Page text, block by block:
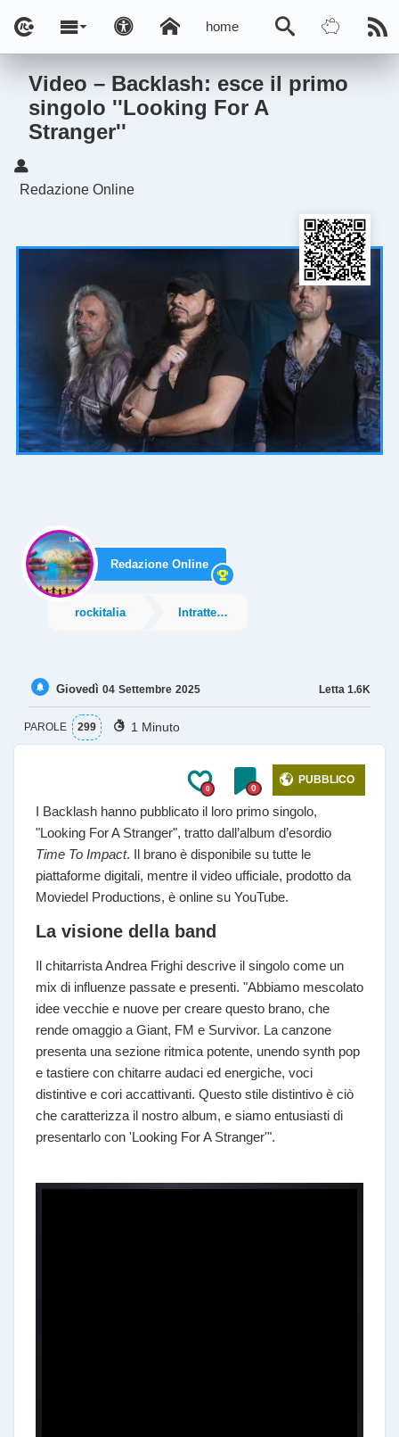
home
Video – Backlash: esce il primo
singolo ''Looking For A
Stranger''
Redazione Online
Redazione Online
rockitalia Intrattenimento
Letta 1.6K
Giovedì 04 Settembre 2025
PAROLE 299 1 Minuto
0 0
PUBBLICO
I Backlash hanno pubblicato il loro primo singolo,
"Looking For A Stranger", tratto dall’album d’esordio
Time To Impact. Il brano è disponibile su tutte le
piattaforme digitali, mentre il video ufficiale, prodotto da
Moviedel Productions, è online su YouTube.
La visione della band
Il chitarrista Andrea Frighi descrive il singolo come un
mix di influenze passate e presenti. "Abbiamo mescolato
idee vecchie e nuove per creare questo brano, che
rende omaggio a Giant, FM e Survivor. La canzone
presenta una sezione ritmica potente, unendo synth pop
e tastiere con chitarre audaci ed energiche, voci
distintive e cori accattivanti. Questo stile distintivo è ciò
che caratterizza il nostro album, e siamo entusiasti di
presentarlo con 'Looking For A Stranger'".